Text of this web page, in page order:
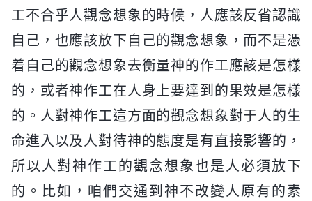
工不合乎人觀念想象的時候，人應該反省認識
自己，也應該放下自己的觀念想象，而不是憑
着自己的觀念想象去衡量神的作工應該是怎樣
的，或者神作工在人身上要達到的果效是怎樣
的。人對神作工這方面的觀念想象對于人的生
命進入以及人對待神的態度是有直接影響的，
所以人對神作工的觀念想象也是人必須放下
的。比如，咱們交通到神不改變人原有的素